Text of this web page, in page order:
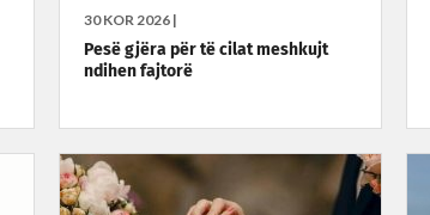
30 KOR 2026 |
Pesë gjëra për të cilat meshkujt
ndihen fajtorë